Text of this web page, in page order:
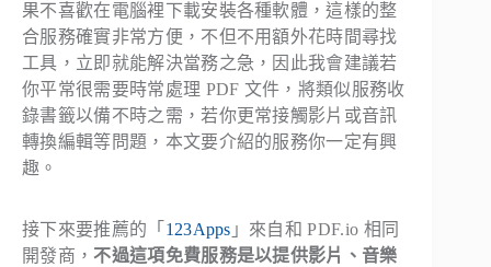
果不喜歡在電腦裡下載安裝各種軟體，這樣的整
合服務確實非常方便，不但不用額外花時間尋找
工具，立即就能解決當務之急，因此我會建議若
你平常很需要時常處理 PDF 文件，將類似服務收
錄書籤以備不時之需，若你更常接觸影片或音訊
轉換編輯等問題，本文要介紹的服務你一定有興
趣。
接下來要推薦的「 123Apps 」來自和 PDF.io 相同
開發商， 不過這項免費服務是以提供影片、音樂